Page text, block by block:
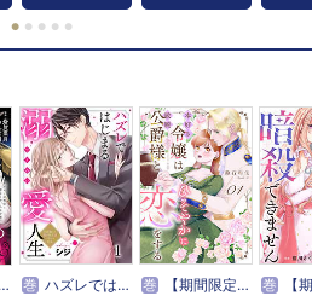
● ● ● ● ●
巻 ハズレではじまる溺愛人生～仕組まれた恋の相手はハイスぺ社長 巻 【期間限定無料】本好き令嬢は敏腕公爵様とひそやかに恋をする 巻 【期間限定無料